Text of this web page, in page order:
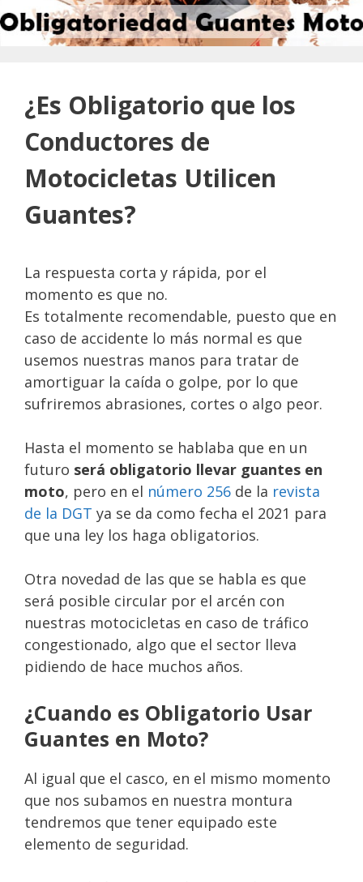
¿Es Obligatorio que los
Conductores de
Motocicletas Utilicen
Guantes?
La respuesta corta y rápida, por el
momento es que no.
Es totalmente recomendable, puesto que en
caso de accidente lo más normal es que
usemos nuestras manos para tratar de
amortiguar la caída o golpe, por lo que
sufriremos abrasiones, cortes o algo peor.
Hasta el momento se hablaba que en un
futuro será obligatorio llevar guantes en
moto, pero en el número 256 de la revista
de la DGT ya se da como fecha el 2021 para
que una ley los haga obligatorios.
Otra novedad de las que se habla es que
será posible circular por el arcén con
nuestras motocicletas en caso de tráfico
congestionado, algo que el sector lleva
pidiendo de hace muchos años.
¿Cuando es Obligatorio Usar
Guantes en Moto?
Al igual que el casco, en el mismo momento
que nos subamos en nuestra montura
tendremos que tener equipado este
elemento de seguridad.